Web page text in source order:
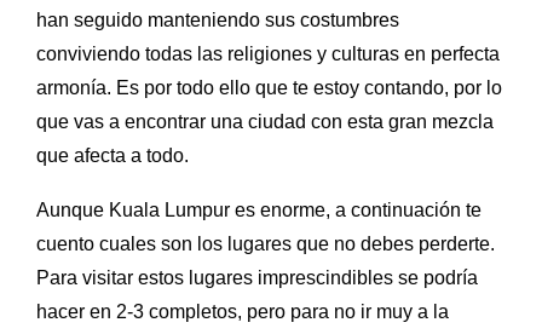
han seguido manteniendo sus costumbres
conviviendo todas las religiones y culturas en perfecta
armonía. Es por todo ello que te estoy contando, por lo
que vas a encontrar una ciudad con esta gran mezcla
que afecta a todo.
Aunque Kuala Lumpur es enorme, a continuación te
cuento cuales son los lugares que no debes perderte.
Para visitar estos lugares imprescindibles se podría
hacer en 2-3 completos, pero para no ir muy a la